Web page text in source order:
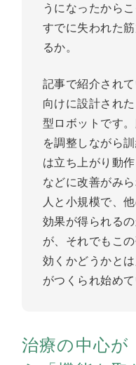
うになったから
すでに失われた
るか。
記事で紹介され
向けに設計され
型ロボットです
を調整しながら
は立ち上がり動
などに改善がみ
人と小規模で、
効果が得られる
が、それでもこ
効くかどうかと
がつくられ始め
治療の中心が